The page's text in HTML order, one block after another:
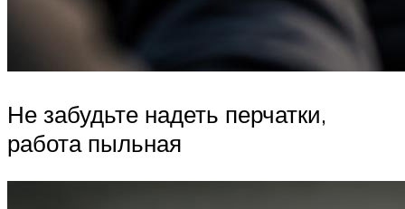
Не забудьте надеть перчатки,
работа пыльная